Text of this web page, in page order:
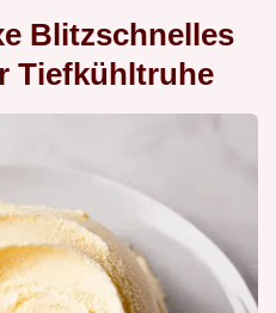
Blitzschnelles
Tiefkühltruhe